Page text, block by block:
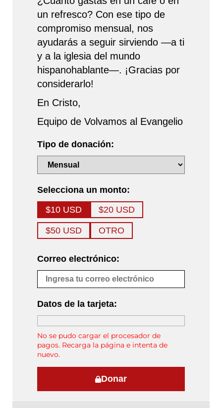
un refresco? Con ese tipo de
compromiso mensual, nos
ayudarás a seguir sirviendo —a ti
y a la iglesia del mundo
hispanohablante—. ¡Gracias por
considerarlo!
En Cristo,
Equipo de Volvamos al Evangelio
Tipo de donación:
Selecciona un monto:
$10 USD
$20 USD
$50 USD OTRO
Correo electrónico:
Datos de la tarjeta:
No se pudo cargar el procesador de
pagos. Recarga la página e intenta de
nuevo.
Donar